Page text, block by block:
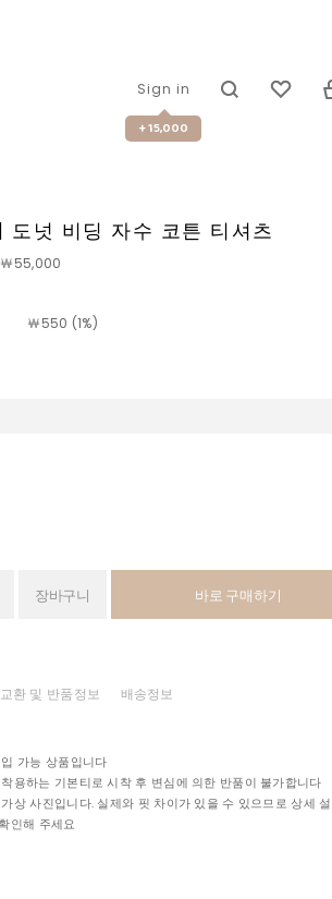
Sign in
+ 15,000
도넛 비딩 자수 코튼 티셔츠
￦55,000
￦550 (1%)
장바구니 바로 구매하기
교환 및 반품정보 배송정보
가능 상품입니다
용하는 기본티로 시착 후 변심에 의한 반품이 불가합니다
상 사진입니다. 실제와 핏 차이가 있을 수 있으므로 상세
인해 주세요